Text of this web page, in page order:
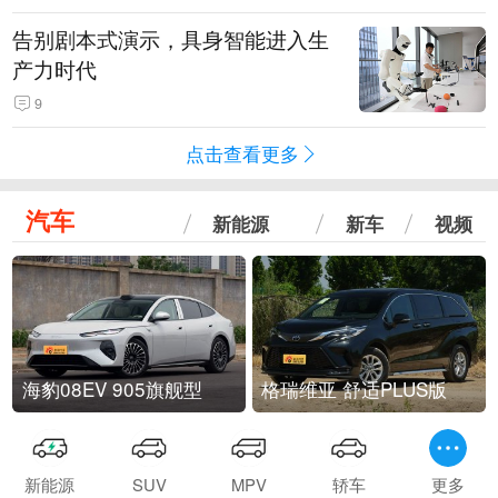
告别剧本式演示，具身智能进入生
产力时代
9
点击查看更多
汽车 新能源 新车 视频
海豹08EV 905旗舰型 格瑞维亚 舒适PLUS版
新能源 SUV MPV 轿车 更多